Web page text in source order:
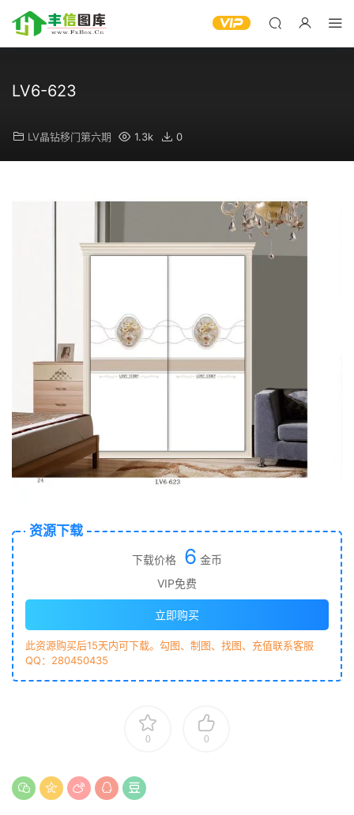
LV6-623
LV晶钻移门第六期 1.3k 0
资源下载
下载价格 6 金币
VIP免费
立即购买
此资源购买后15天内可下载。勾图、制图、找图、充值联系客服
QQ：280450435
0 0